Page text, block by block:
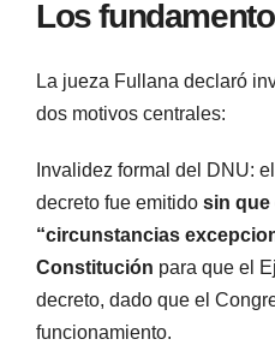
Los
La jueza Fullana declaró
dos motivos centrales:
Invalidez formal del DNU:
decreto fue emitido sin que
“circunstancias
Constitución para que el
decreto, dado que el
funcionamiento.